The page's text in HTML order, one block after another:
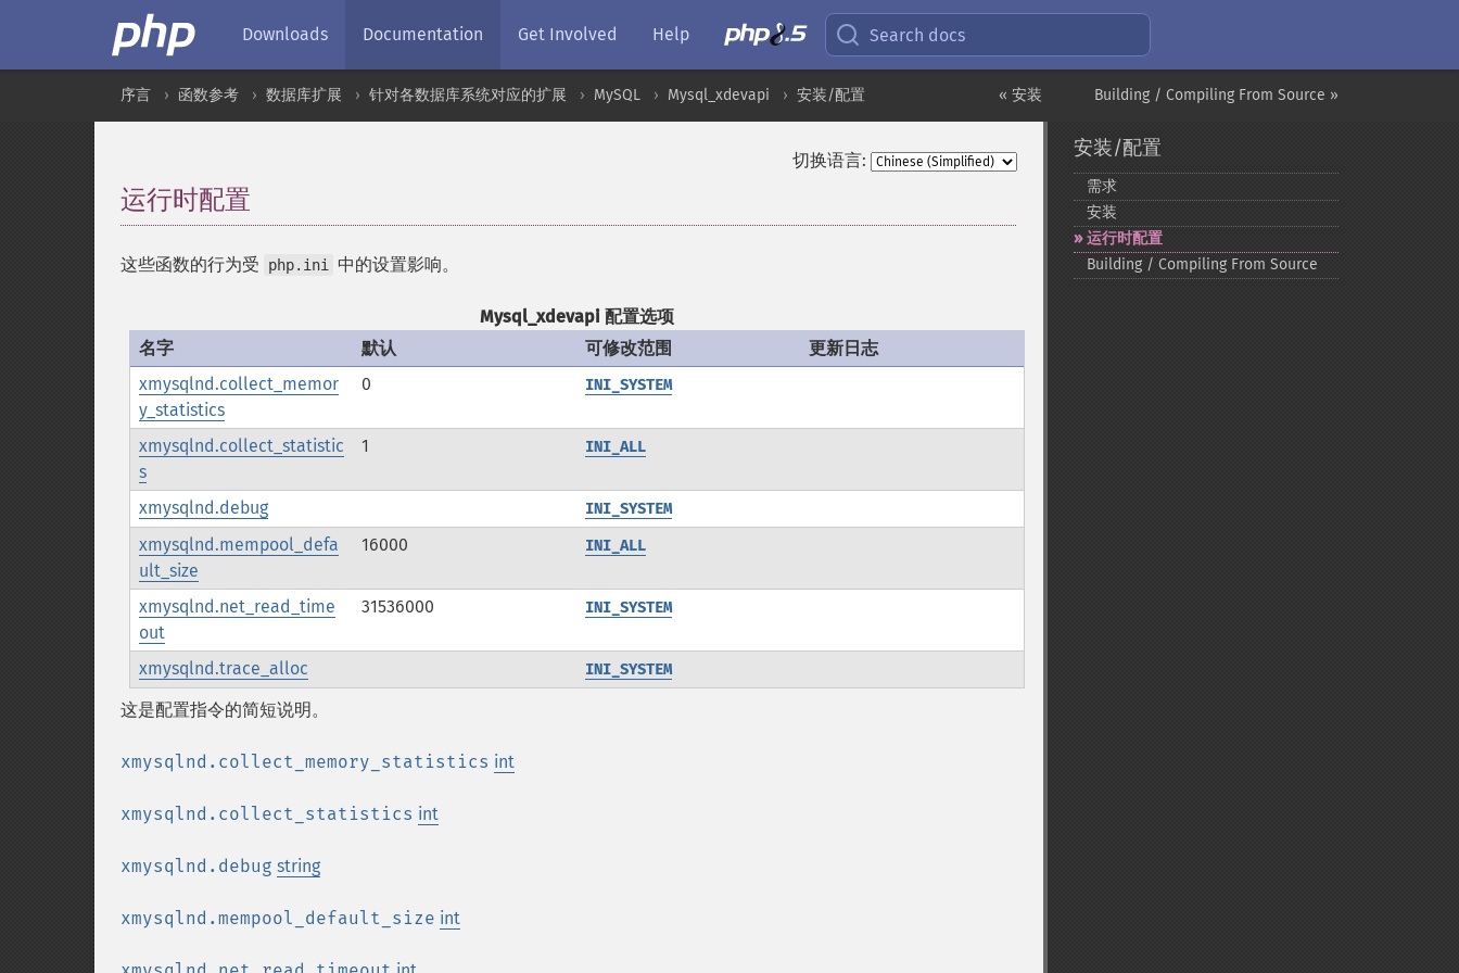
Downloads Documentation Get Involved Help Search docs
Building / Compiling From Source »
« 安装
序言 函数参考 数据库扩展 针对各数据库系统对应的扩展 MySQL Mysql_xdevapi 安装/配置
切换语言:
运行时配置
这些函数的行为受 php.ini 中的设置影响。
Mysql_xdevapi 配置选项
名字
默认 可修改范围
更新日志
xmysqlnd.collect_memor
y_statistics
0 INI_SYSTEM
xmysqlnd.collect_statistic
s
1 INI_ALL
xmysqlnd.debug INI_SYSTEM
xmysqlnd.mempool_defa
ult_size
16000 INI_ALL
xmysqlnd.net_read_time
out
31536000 INI_SYSTEM
xmysqlnd.trace_alloc INI_SYSTEM
这是配置指令的简短说明。
xmysqlnd.collect_memory_statistics int
xmysqlnd.collect_statistics int
xmysqlnd.debug string
xmysqlnd.mempool_default_size int
安装/配置
需求
安装
运行时配置
Building / Compiling From Source